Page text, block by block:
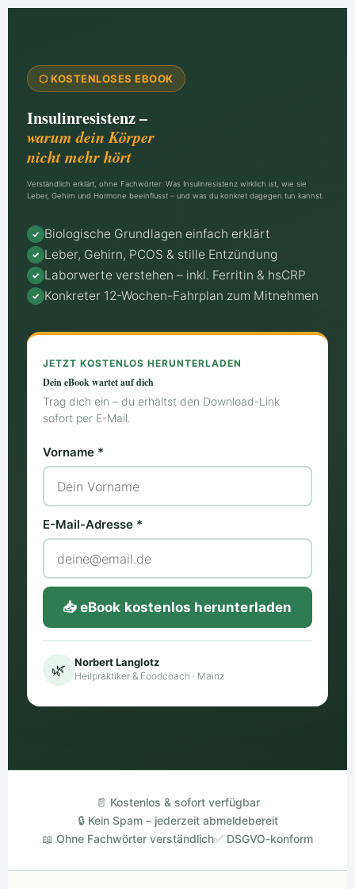
⬡ KOSTENLOSES EBOOK
Insulinresistenz –
warum dein Körper
nicht mehr hört
Verständlich erklärt, ohne Fachwörter: Was Insulinresistenz wirklich ist, wie sie
Leber, Gehirn und Hormone beeinflusst – und was du konkret dagegen tun kannst.
✓ Biologische Grundlagen einfach erklärt
✓ Leber, Gehirn, PCOS & stille Entzündung
✓ Laborwerte verstehen – inkl. Ferritin & hsCRP
✓ Konkreter 12-Wochen-Fahrplan zum Mitnehmen
JETZT KOSTENLOS HERUNTERLADEN
Dein eBook wartet auf dich
Trag dich ein – du erhältst den Download-Link
sofort per E-Mail.
Vorname *
E-Mail-Adresse *
📥 eBook kostenlos herunterladen
🌿 Norbert Langlotz
Heilpraktiker & Foodcoach · Mainz
📄 Kostenlos & sofort verfügbar
🔒 Kein Spam – jederzeit abmeldebereit
📖 Ohne Fachwörter verständlich✅ DSGVO-konform